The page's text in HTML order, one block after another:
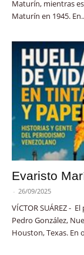
Maturín, mientras
Maturín en 1945.
Evaristo
- 26/09/2025
VÍCTOR SUÁREZ -
Pedro González,
Houston, Texas. En